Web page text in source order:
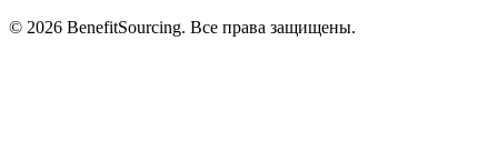
© 2026 BenefitSourcing. Все права защищены.